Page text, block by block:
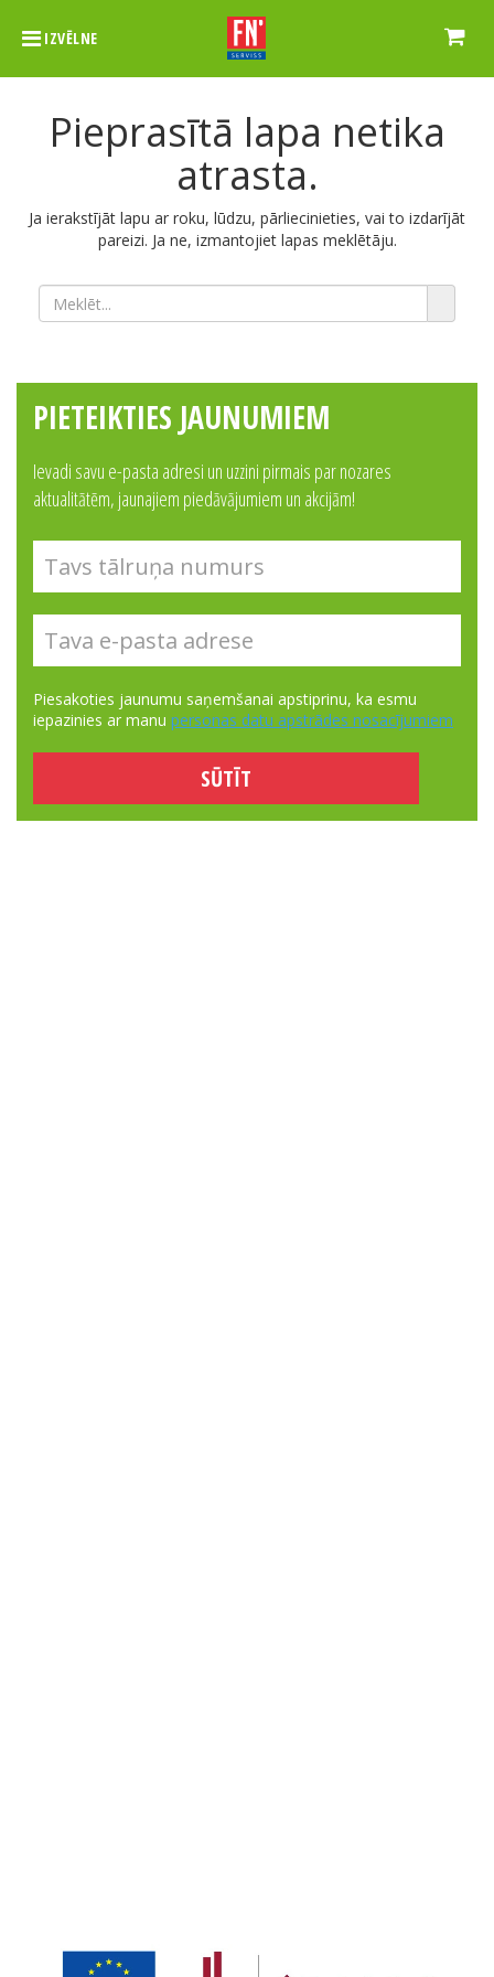
IZVĒLNE
Pieprasītā lapa netika
atrasta.
Ja ierakstījāt lapu ar roku, lūdzu, pārliecinieties, vai to izdarījāt
pareizi. Ja ne, izmantojiet lapas meklētāju.
PIETEIKTIES JAUNUMIEM
Ievadi savu e-pasta adresi un uzzini pirmais par nozares
aktualitātēm, jaunajiem piedāvājumiem un akcijām!
Piesakoties jaunumu saņemšanai apstiprinu, ka esmu
iepazinies ar manu personas datu apstrādes nosacījumiem